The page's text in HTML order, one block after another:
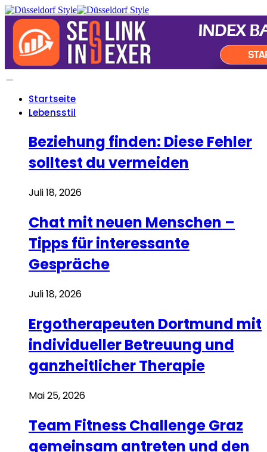
Startseite
Lebensstil
Beziehung finden: Diese Fehler
solltest du vermeiden
Juli 18, 2026
Chat mit neuen Menschen –
Tipps für interessante
Gespräche
Juli 18, 2026
Ergotherapeuten Dortmund mit
individueller Betreuung und
ganzheitlicher Therapie
Mai 25, 2026
Team Fitness Challenge Graz
gemeinsam antreten und den